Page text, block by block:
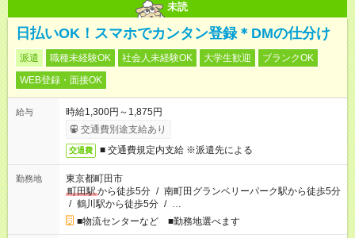
未読
日払いOK！スマホでカンタン登録＊DMの仕分け
派遣 職種未経験OK 社会人未経験OK 大学生歓迎
ブランクOK
WEB登録・面接OK
給与
時給1,300円～1,875円
交通費別途支給あり
交通費 ■ 交通費規定内支給 ※派遣先による
勤務地
東京都町田市
町田駅から徒歩5分 / 南町田グランベリーパーク駅から徒歩5分
/ 鶴川駅から徒歩5分 / …
■物流センターなど ■勤務地選べます